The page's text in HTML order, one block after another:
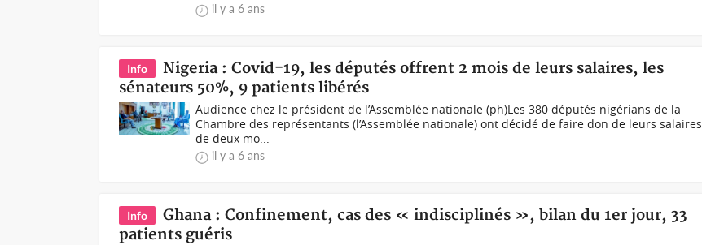
il y a 6 ans
Info
Nigeria : Covid-19, les députés offrent 2 mois de leurs salaires, les
sénateurs 50%, 9 patients libérés
Audience chez le président de l’Assemblée nationale (ph)Les 380 députés nigérians de la
Chambre des représentants (l’Assemblée nationale) ont décidé de faire don de leurs salaires
de deux mo...
il y a 6 ans
Info
Ghana : Confinement, cas des « indisciplinés », bilan du 1er jour, 33
patients guéris